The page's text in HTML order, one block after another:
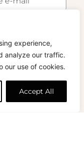
experience,
analyze our traffic.
our use of cookies.
Accept All
tous les contenus sont
des marques.
? Inscrivez-vous